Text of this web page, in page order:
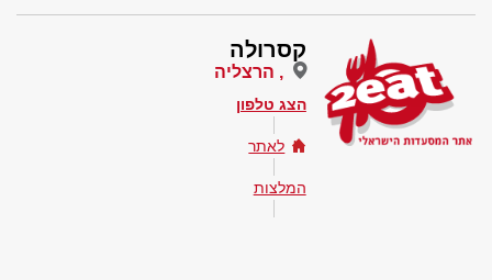
קסרולה
, הרצליה
הצג טלפון
לאתר
המלצות